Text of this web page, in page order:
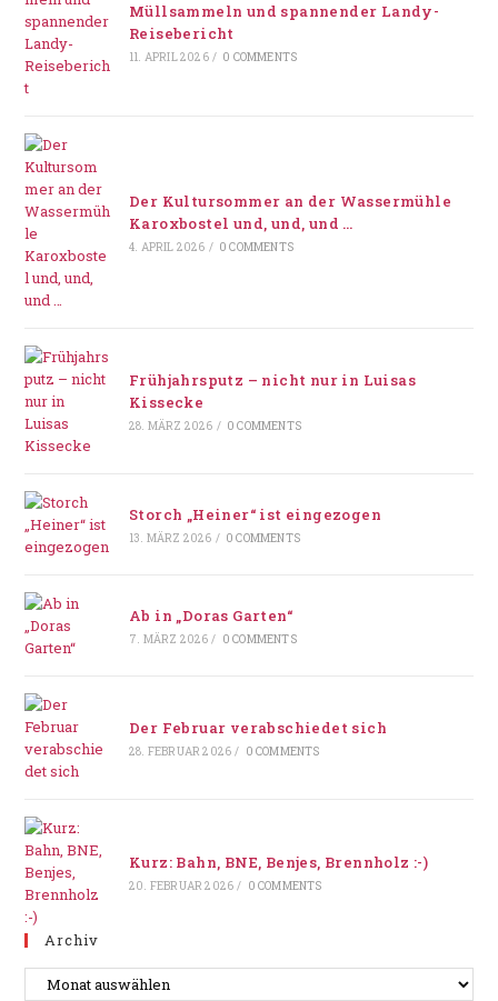
Müllsammeln und spannender Landy-
Reisebericht
11. APRIL 2026 / 0 COMMENTS
Der Kultursommer an der Wassermühle
Karoxbostel und, und, und …
4. APRIL 2026 / 0 COMMENTS
Frühjahrsputz – nicht nur in Luisas
Kissecke
28. MÄRZ 2026 / 0 COMMENTS
Storch „Heiner“ ist eingezogen
13. MÄRZ 2026 / 0 COMMENTS
Ab in „Doras Garten“
7. MÄRZ 2026 / 0 COMMENTS
Der Februar verabschiedet sich
28. FEBRUAR 2026 / 0 COMMENTS
Kurz: Bahn, BNE, Benjes, Brennholz :-)
20. FEBRUAR 2026 / 0 COMMENTS
Archiv